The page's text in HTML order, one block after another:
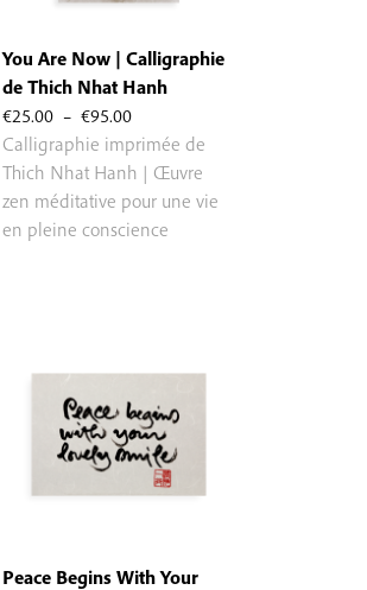
€25.00 – €95.00Plage
de
prix :
€25.00
à
You Are Now | Calligraphie
de Thich Nhat Hanh
Calligraphie imprimée de
Thich Nhat Hanh | Œuvre
zen méditative pour une vie
en pleine conscience
Peace Begins With Your